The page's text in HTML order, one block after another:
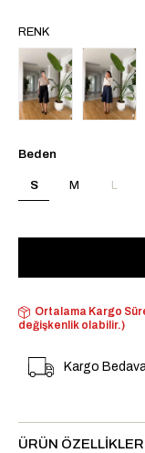
RENK
Beden
S M L
Ortalama Kargo
değişkenlik olabilir.)
Kargo
ÜRÜN